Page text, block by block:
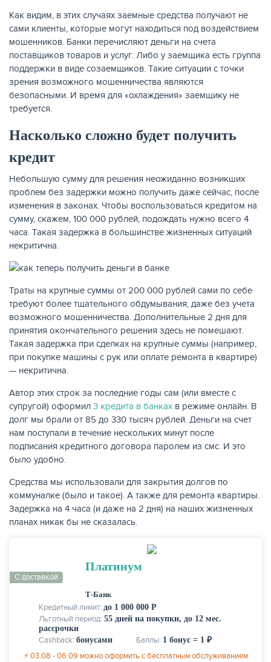
Как видим, в этих случаях заемные средства получают не
сами клиенты, которые могут находиться под воздействием
мошенников. Банки перечисляют деньги на счета
поставщиков товаров и услуг. Либо у заемщика есть группа
поддержки в виде созаемщиков. Такие ситуации с точки
зрения возможного мошенничества являются
безопасными. И время для «охлаждения» заемщику не
требуется.
Насколько сложно будет получить
кредит
Небольшую сумму для решения неожиданно возникших
проблем без задержки можно получить даже сейчас, после
изменения в законах. Чтобы воспользоваться кредитом на
сумму, скажем, 100 000 рублей, подождать нужно всего 4
часа. Такая задержка в большинстве жизненных ситуаций
некритична.
Траты на крупные суммы от 200 000 рублей сами по себе
требуют более тщательного обдумывания, даже без учета
возможного мошенничества. Дополнительные 2 дня для
принятия окончательного решения здесь не помешают.
Такая задержка при сделках на крупные суммы (например,
при покупке машины с рук или оплате ремонта в квартире)
— некритична.
Автор этих строк за последние годы сам (или вместе с
супругой) оформил 3 кредита в банках в режиме онлайн. В
долг мы брали от 85 до 330 тысяч рублей. Деньги на счет
нам поступали в течение нескольких минут после
подписания кредитного договора паролем из смс. И это
было удобно.
Средства мы использовали для закрытия долгов по
коммуналке (было и такое). А также для ремонта квартиры.
Задержка на 4 часа (и даже на 2 дня) на наших жизненных
планах никак бы не сказалась.
Платинум
С доставкой
Т-Банк
Кредитный лимит: до 1 000 000 Р
Льготный период: 55 дней на покупки, до 12 мес.
рассрочки
Cashback: бонусами Баллы: 1 бонус = 1 ₽
⚡ 03.08 - 06.09 можно оформить с бесплатным обслуживанием